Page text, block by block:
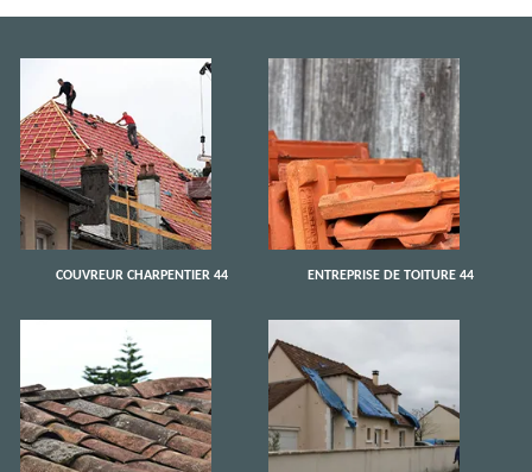
COUVREUR CHARPENTIER 44 ENTREPRISE DE TOITURE 44